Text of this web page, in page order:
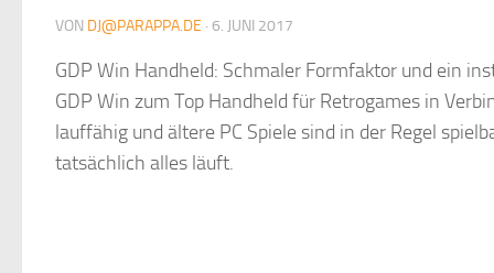
VON DJ@PARAPPA.DE · 6. JUNI 2017
GDP Win Handheld: Schmaler Formfaktor und ein
GDP Win zum Top Handheld für Retrogames in
lauffähig und ältere PC Spiele sind in der Regel
tatsächlich alles läuft.